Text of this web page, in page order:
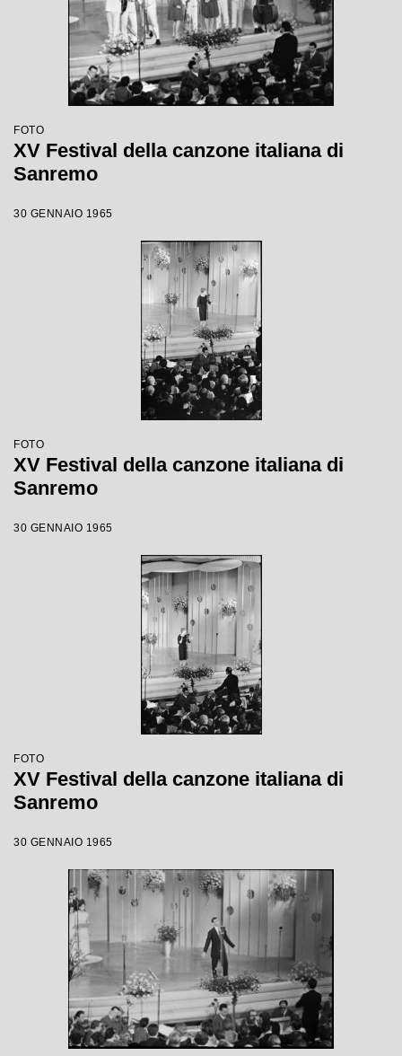
FOTO
XV Festival della canzone italiana di
Sanremo
30 GENNAIO 1965
FOTO
XV Festival della canzone italiana di
Sanremo
30 GENNAIO 1965
FOTO
XV Festival della canzone italiana di
Sanremo
30 GENNAIO 1965